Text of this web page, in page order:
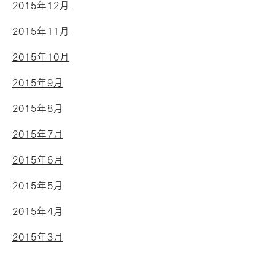
2015年12月
2015年11月
2015年10月
2015年9月
2015年8月
2015年7月
2015年6月
2015年5月
2015年4月
2015年3月